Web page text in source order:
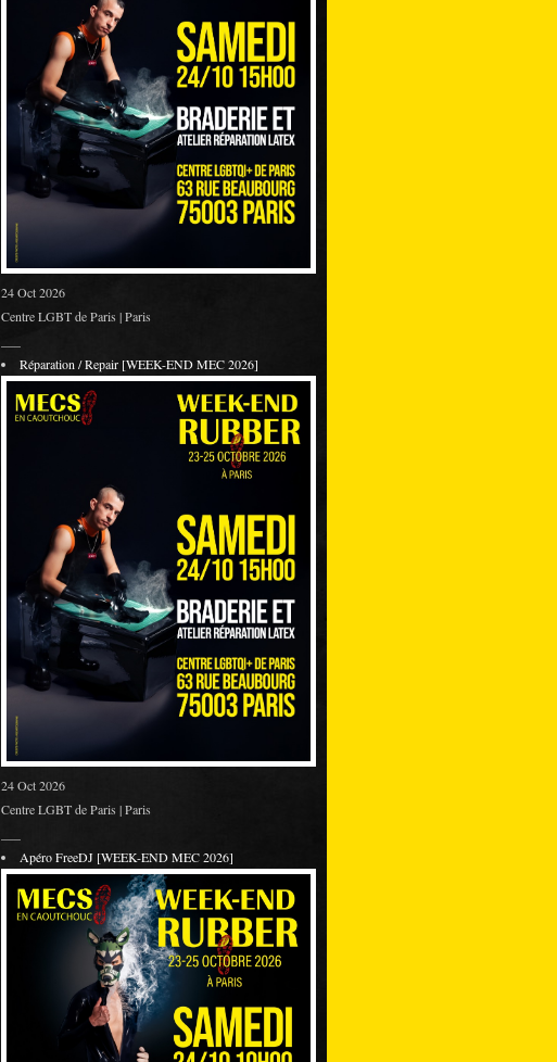
24 Oct 2026
Centre LGBT de Paris | Paris
Réparation / Repair [WEEK-END MEC 2026]
24 Oct 2026
Centre LGBT de Paris | Paris
Apéro FreeDJ [WEEK-END MEC 2026]